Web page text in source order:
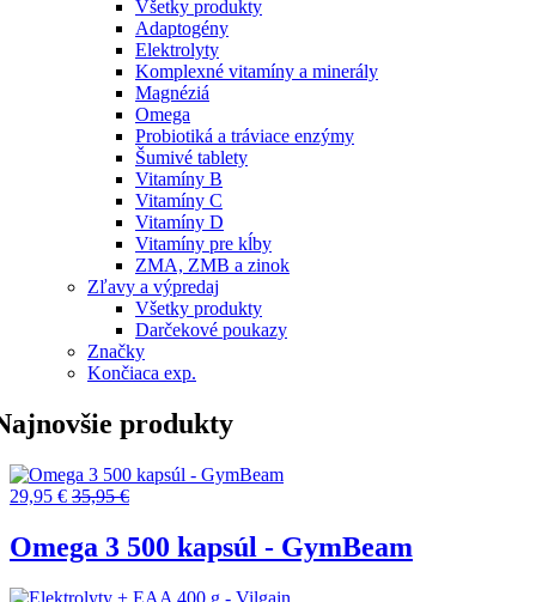
Všetky produkty
Adaptogény
Elektrolyty
Komplexné vitamíny a minerály
Magnéziá
Omega
Probiotiká a tráviace enzýmy
Šumivé tablety
Vitamíny B
Vitamíny C
Vitamíny D
Vitamíny pre kĺby
ZMA, ZMB a zinok
Zľavy a výpredaj
Všetky produkty
Darčekové poukazy
Značky
Končiaca exp.
produkty
29,95 € 35,95 €
Omega 3 500 kapsúl - GymBeam